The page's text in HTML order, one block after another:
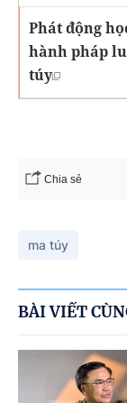
Phát động
hành pháp
túy
Chia sẻ
ma túy
BÀI VIẾT